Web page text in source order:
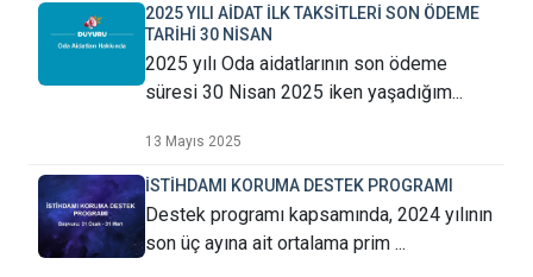
2025 YILI AİDAT İLK TAKSİTLERİ SON ÖDEME
TARİHİ 30 NİSAN
2025 yılı Oda aidatlarının son ödeme
süresi 30 Nisan 2025 iken yaşadığım...
13 Mayıs 2025
İSTİHDAMI KORUMA DESTEK PROGRAMI
Destek programı kapsamında, 2024 yılının
son üç ayına ait ortalama prim ...